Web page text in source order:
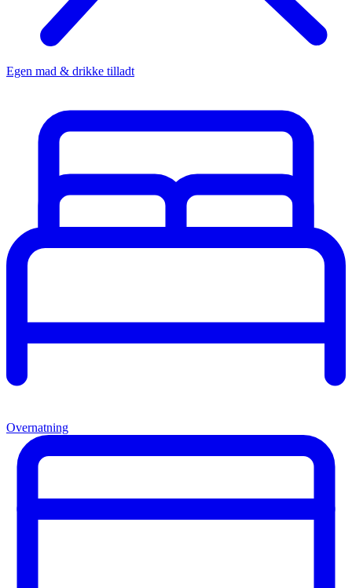
Egen mad & drikke tilladt
Overnatning